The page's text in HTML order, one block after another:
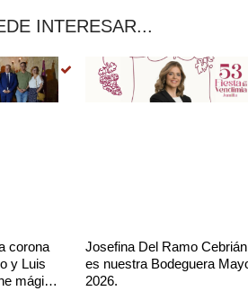
INTERESAR...
corona
y Luis
mágica
Josefina Del Ramo Cebrián
es nuestra Bodeguera
2026.